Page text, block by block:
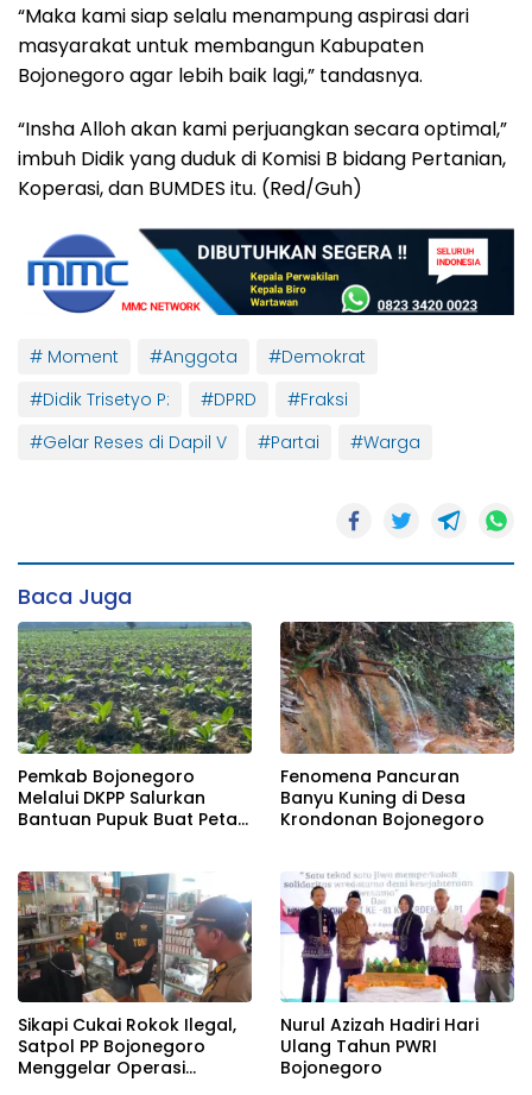
“Maka kami siap selalu menampung aspirasi dari
masyarakat untuk membangun Kabupaten
Bojonegoro agar lebih baik lagi,” tandasnya.
“Insha Alloh akan kami perjuangkan secara optimal,”
imbuh Didik yang duduk di Komisi B bidang Pertanian,
Koperasi, dan BUMDES itu. (Red/Guh)
# Moment #Anggota
#Demokrat
#Didik Trisetyo P:
#DPRD
#Fraksi
#Gelar Reses di Dapil V
#Partai #Warga
Baca Juga
Pemkab Bojonegoro
Melalui DKPP Salurkan
Bantuan Pupuk Buat Petani
Fenomena Pancuran
Banyu Kuning di Desa
Krondonan Bojonegoro
Sikapi Cukai Rokok Ilegal,
Satpol PP Bojonegoro
Menggelar Operasi
Nurul Azizah Hadiri Hari
Ulang Tahun PWRI
Bojonegoro